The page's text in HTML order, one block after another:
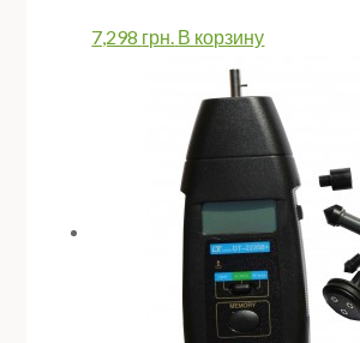
7,298 грн. В корзину